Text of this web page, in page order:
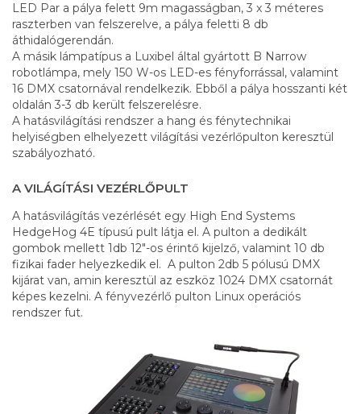
LED Par a pálya felett 9m magasságban, 3 x 3 méteres
raszterben van felszerelve, a pálya feletti 8 db
áthidalógerendán.
A másik lámpatípus a Luxibel által gyártott B Narrow
robotlámpa, mely 150 W-os LED-es fényforrással, valamint
16 DMX csatornával rendelkezik. Ebből a pálya hosszanti két
oldalán 3-3 db került felszerelésre.
A hatásvilágítási rendszer a hang és fénytechnikai
helyiségben elhelyezett világítási vezérlőpulton keresztül
szabályozható.
A VILÁGÍTÁSI VEZÉRLŐPULT
A hatásvilágítás vezérlését egy High End Systems
HedgeHog 4E típusú pult látja el. A pulton a dedikált
gombok mellett 1db 12"-os érintő kijelző, valamint 10 db
fizikai fader helyezkedik el. A pulton 2db 5 pólusú DMX
kijárat van, amin keresztül az eszköz 1024 DMX csatornát
képes kezelni. A fényvezérlő pulton Linux operációs
rendszer fut.